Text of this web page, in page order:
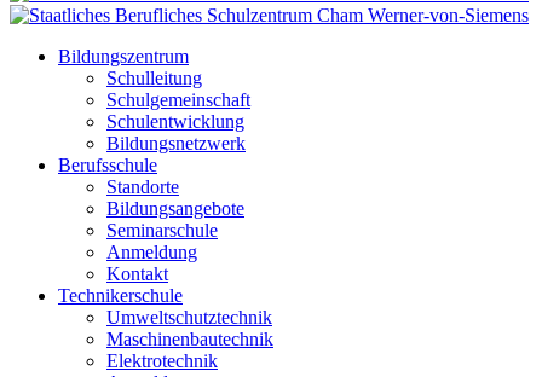
Bildungszentrum
Schulleitung
Schulgemeinschaft
Schulentwicklung
Bildungsnetzwerk
Berufsschule
Standorte
Bildungsangebote
Seminarschule
Anmeldung
Kontakt
Technikerschule
Umweltschutztechnik
Maschinenbautechnik
Elektrotechnik